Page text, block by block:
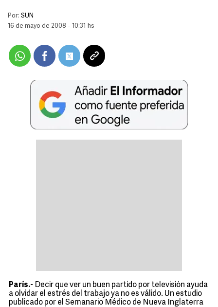
Por: SUN
16 de mayo de 2008 - 10:31 hs
París.- Decir que ver un buen partido por televisión ayuda
a olvidar el estrés del trabajo ya no es válido. Un estudio
publicado por el Semanario Médico de Nueva Inglaterra